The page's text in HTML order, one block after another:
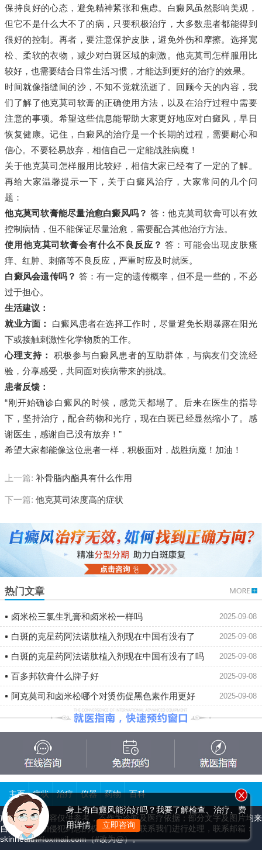
保持良好的心态，避免精神紧张和焦虑。白癜风虽然影响美观，
但它不是什么大不了的病，只要积极治疗，大多数患者都能得到
很好的控制。再者，要注意保护皮肤，避免外伤和摩擦。选择宽
松、柔软的衣物，减少对白斑区域的刺激。他克莫司怎样服用比
较好，也需要结合日常生活习惯，才能达到更好的治疗的效果。
时间就像指缝间的沙，不知不觉就流逝了。回顾今天的内容，我
们了解了他克莫司软膏的正确使用方法，以及在治疗过程中需要
注意的事项。希望这些信息能帮助大家更好地应对白癜风，早日
恢复健康。记住，白癜风的治疗是一个长期的过程，需要耐心和
信心。不要轻易放弃，相信自己一定能战胜病魔！
关于他克莫司怎样服用比较好，相信大家已经有了一定的了解。
再给大家温馨提示一下，关于白癜风治疗，大家常问的几个问
题：
他克莫司软膏能尽量治愈白癜风吗？ 答：他克莫司软膏可以有效
控制病情，但不能保证尽量治愈，需要配合其他治疗方法。
使用他克莫司软膏会有什么不良反应？ 答：可能会出现皮肤瘙
痒、红肿、刺痛等不良反应，严重时应及时就医。
白癜风会遗传吗？ 答：有一定的遗传概率，但不是一些的，不必
过于担心。
生活建议：
就业方面：
白癜风患者在选择工作时，尽量避免长期暴露在阳光
下或接触刺激性化学物质的工作。
心理支持：
积极参与白癜风患者的互助群体，与病友们交流经
验，分享感受，共同面对疾病带来的挑战。
患者反馈：
“刚开始确诊白癜风的时候，感觉天都塌了。后来在医生的指导
下，坚持治疗，配合药物和光疗，现在白斑已经显然缩小了。感
谢医生，感谢自己没有放弃！”
希望大家都能像这位患者一样，积极面对，战胜病魔！加油！
上一篇:补骨脂内酯具有什么作用
下一篇:他克莫司浓度高的症状
热门文章
卤米松三氯生乳膏和卤米松一样吗 2025-09-08
白斑的克星药阿法诺肽植入剂现在中国有没有了 2025-09-08
白斑的克星药阿法诺肽植入剂现在中国有没有了吗 2025-09-08
百多邦软膏什么牌子好 2025-09-08
阿克莫司和卤米松哪个对烫伤促黑色素作用更好 2025-09-08
主页 症状 治疗 仪器 药物 百科
声明：本站内容仅供参考，不作为诊断及医疗依据；部分文字及图片均来
自于网络，如侵犯到您的权益，请及时联系我们进行处理，联系邮箱：
skinhealth#foxmail.com（#改为@）。
身上有白癜风能治好吗？我要了解检查、治疗、费
用详情
立即咨询